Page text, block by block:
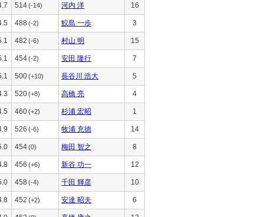
514(-14) 河内 洋 16
488(-2) 鮫島 一歩 3
482 (-6) 村山 明 15
454(-2) 安田 隆行 7
500(+10) 長谷川 浩大 5
520(+8) 高橋 亮 4
460(+2) 杉浦 宏昭 1
526 (-6) 牧浦 充徳 14
454(0) 梅田 智之 8
456 (+6) 新谷 功一 12
458 (-4) 千田 輝彦 10
452 (+2) 安達 昭夫 6